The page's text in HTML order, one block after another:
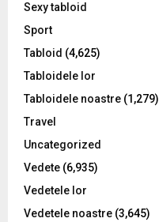
Sexy tabloid
Sport
Tabloid (4,625)
Tabloidele lor
Tabloidele noastre (1,279)
Travel
Uncategorized
Vedete (6,935)
Vedetele lor
Vedetele noastre (3,645)